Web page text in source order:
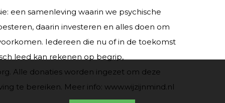
een samenleving waarin we psychische
daarin investeren en alles doen om
Iedereen die nu of in de toekomst
leed kan rekenen op begrip,
Alle donaties worden ingezet om deze
te bereiken. Meer info: www.wijzijnmind.nl